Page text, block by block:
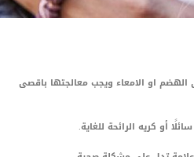
الهضم او الامعاء ويجب معالجتها باقصى
أو كريه الرائحة للغاية.